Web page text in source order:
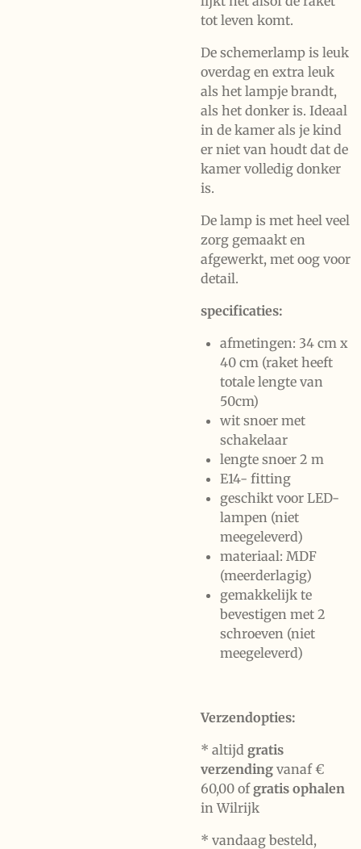
tot leven komt.
De schemerlamp is leuk
overdag en extra leuk
als het lampje brandt,
als het donker is. Ideaal
in de kamer als je kind
er niet van houdt dat de
kamer volledig donker
is.
De lamp is met heel veel
zorg gemaakt en
afgewerkt, met oog voor
detail.
specificaties:
afmetingen: 34 cm x
40 cm (raket heeft
totale lengte van
50cm)
wit snoer met
schakelaar
lengte snoer 2 m
E14- fitting
geschikt voor LED-
lampen (niet
meegeleverd)
materiaal: MDF
(meerderlagig)
gemakkelijk te
bevestigen met 2
schroeven (niet
meegeleverd)
Verzendopties:
* altijd gratis
verzending vanaf €
60,00 ofgratis ophalen
in Wilrijk
* vandaag besteld,